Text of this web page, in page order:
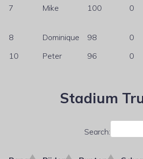
7 Mike 100 0
8 Dominique 98 0
10
Peter 96 0
Stadium
Search: